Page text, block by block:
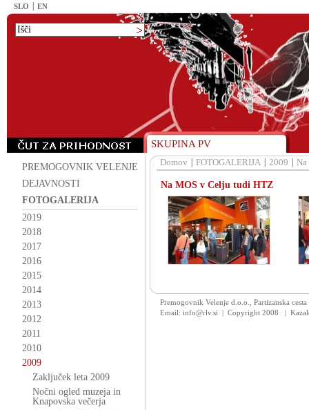
SLO EN
SKUPINA PV
PREMOGOVNIK VELENJE
DEJAVNOSTI
FOTOGALERIJA
2019
2018
2017
2016
2015
2014
2013
2012
2011
2010
2009
Zaključek leta 2009
Nočni ogled muzeja in
Knapovska večerja
Domov FOTOGALERIJA 2009
Na MOS v Celju tudi HTZ
Premogovnik Velenje d.o.o., Partizanska
Email: info@rlv.si | Copyright 2008
|